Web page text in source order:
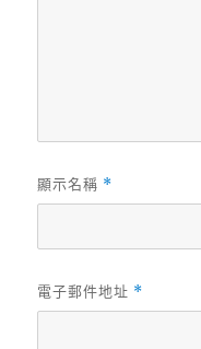
顯示名稱 *
電子郵件地址 *